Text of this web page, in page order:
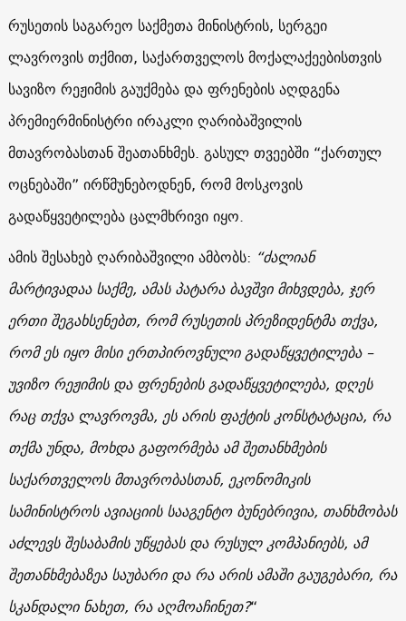
რუსეთის საგარეო საქმეთა მინისტრის, სერგეი
ლავროვის თქმით, საქართველოს მოქალაქეებისთვის
სავიზო რეჟიმის გაუქმება და ფრენების აღდგენა
პრემიერმინისტრი ირაკლი ღარიბაშვილის
მთავრობასთან შეათანხმეს. გასულ თვეებში “ქართულ
ოცნებაში” ირწმუნებოდნენ, რომ მოსკოვის
გადაწყვეტილება ცალმხრივი იყო.
ამის შესახებ ღარიბაშვილი ამბობს: “ძალიან
მარტივადაა საქმე, ამას პატარა ბავშვი მიხვდება, ჯერ
ერთი შეგახსენებთ, რომ რუსეთის პრეზიდენტმა თქვა,
რომ ეს იყო მისი ერთპიროვნული გადაწყვეტილება –
უვიზო რეჟიმის და ფრენების გადაწყვეტილება, დღეს
რაც თქვა ლავროვმა, ეს არის ფაქტის კონსტატაცია, რა
თქმა უნდა, მოხდა გაფორმება ამ შეთანხმების
საქართველოს მთავრობასთან, ეკონომიკის
სამინისტროს ავიაციის სააგენტო ბუნებრივია, თანხმობას
აძლევს შესაბამის უწყებას და რუსულ კომპანიებს, ამ
შეთანხმებაზეა საუბარი და რა არის ამაში გაუგებარი, რა
სკანდალი ნახეთ, რა აღმოაჩინეთ?“